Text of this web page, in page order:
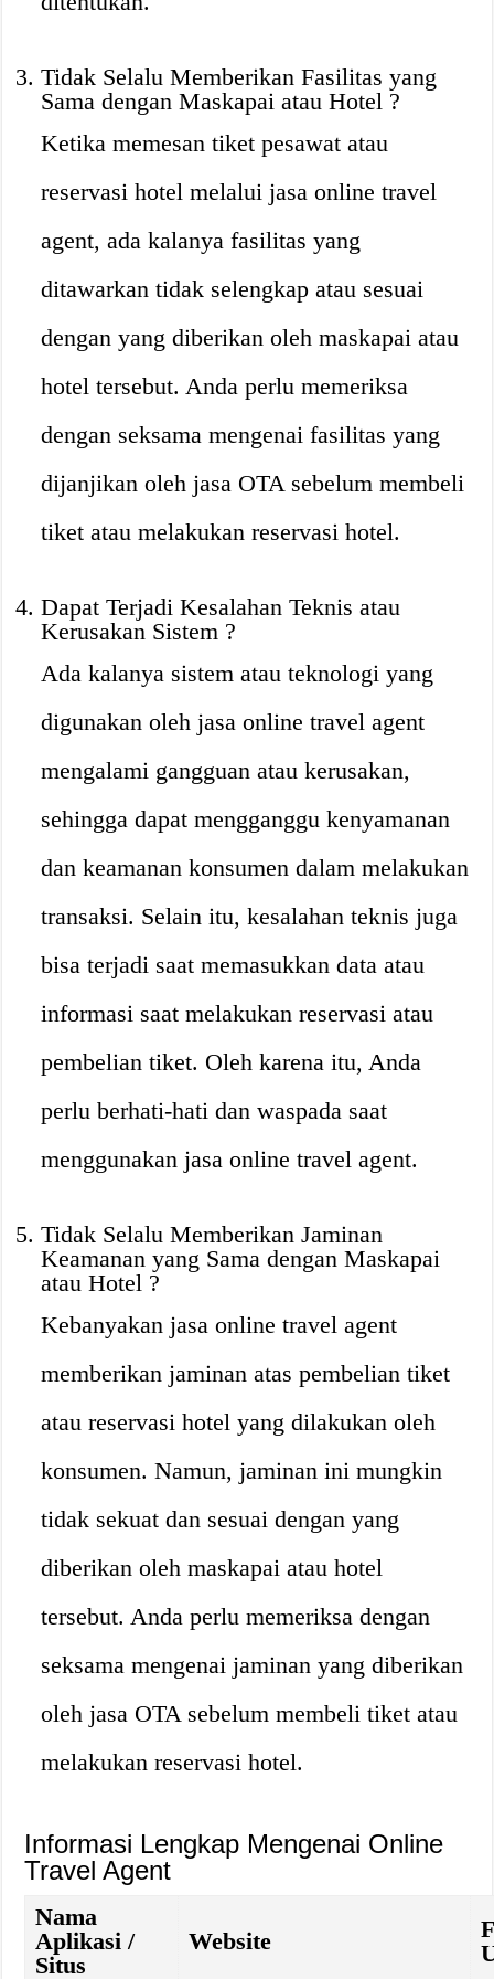
Tidak Selalu Memberikan Fasilitas yang
Sama dengan Maskapai atau Hotel ?
Ketika memesan tiket pesawat atau
reservasi hotel melalui jasa online travel
agent, ada kalanya fasilitas yang
ditawarkan tidak selengkap atau sesuai
dengan yang diberikan oleh maskapai atau
hotel tersebut. Anda perlu memeriksa
dengan seksama mengenai fasilitas yang
dijanjikan oleh jasa OTA sebelum membeli
tiket atau melakukan reservasi hotel.
Dapat Terjadi Kesalahan Teknis atau
Kerusakan Sistem ?️
Ada kalanya sistem atau teknologi yang
digunakan oleh jasa online travel agent
mengalami gangguan atau kerusakan,
sehingga dapat mengganggu kenyamanan
dan keamanan konsumen dalam melakukan
transaksi. Selain itu, kesalahan teknis juga
bisa terjadi saat memasukkan data atau
informasi saat melakukan reservasi atau
pembelian tiket. Oleh karena itu, Anda
perlu berhati-hati dan waspada saat
menggunakan jasa online travel agent.
Tidak Selalu Memberikan Jaminan
Keamanan yang Sama dengan Maskapai
atau Hotel ?️
Kebanyakan jasa online travel agent
memberikan jaminan atas pembelian tiket
atau reservasi hotel yang dilakukan oleh
konsumen. Namun, jaminan ini mungkin
tidak sekuat dan sesuai dengan yang
diberikan oleh maskapai atau hotel
tersebut. Anda perlu memeriksa dengan
seksama mengenai jaminan yang diberikan
oleh jasa OTA sebelum membeli tiket atau
melakukan reservasi hotel.
Informasi Lengkap Mengenai Online
Travel Agent
Nama
Aplikasi /
Situs
Website